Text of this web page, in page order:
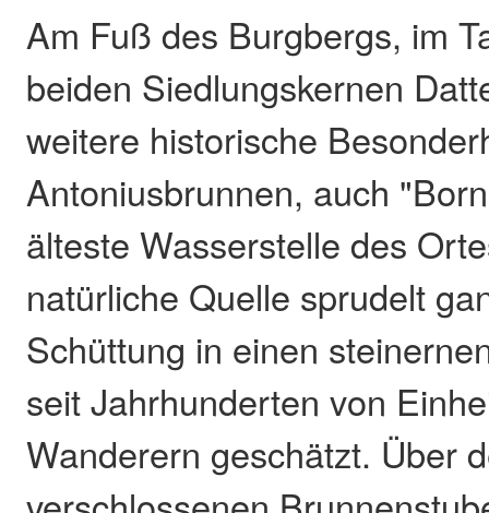
Am Fuß des Burgbergs, im
beiden Siedlungskernen
weitere historische
Antoniusbrunnen, auch
älteste Wasserstelle des
natürliche Quelle sprudelt
Schüttung in einen
seit Jahrhunderten von
Wanderern geschätzt. Über